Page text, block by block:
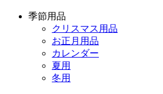
季節用品
クリスマス用品
お正月用品
カレンダー
夏用
冬用